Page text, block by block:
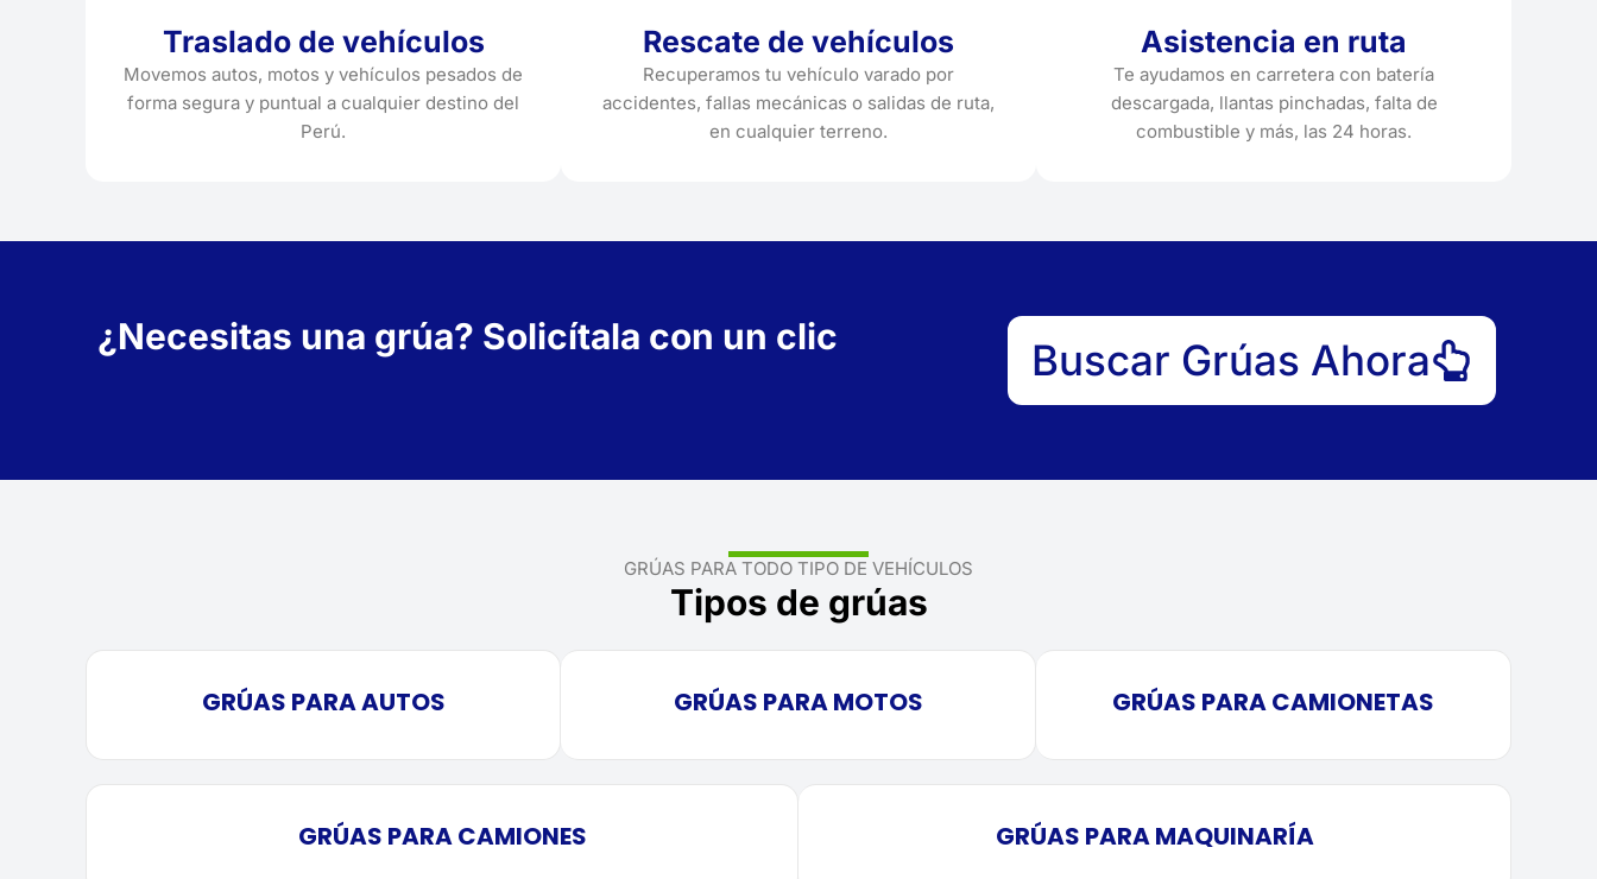
Traslado de vehículos
Movemos autos, motos y vehículos pesados de
forma segura y puntual a cualquier destino del
Perú.
Rescate de vehículos
Recuperamos tu vehículo varado por
accidentes, fallas mecánicas o salidas de ruta,
en cualquier terreno.
Asistencia en ruta
Te ayudamos en carretera con batería
descargada, llantas pinchadas, falta de
combustible y más, las 24 horas.
¿Necesitas una grúa? Solicítala con un clic Buscar Grúas Ahora
GRÚAS PARA TODO TIPO DE VEHÍCULOS
Tipos de grúas
GRÚAS PARA AUTOS GRÚAS PARA MOTOS GRÚAS PARA CAMIONETAS
GRÚAS PARA CAMIONES GRÚAS PARA MAQUINARÍA